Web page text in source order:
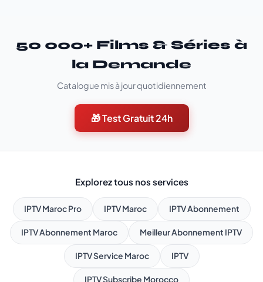
50 000+ Films & Séries à
la Demande
Catalogue mis à jour quotidiennement
🎁 Test Gratuit 24h
Explorez tous nos services
IPTV Maroc Pro IPTV Maroc IPTV Abonnement
IPTV Abonnement Maroc Meilleur Abonnement IPTV
IPTV Service Maroc IPTV
IPTV Subscribe Morocco